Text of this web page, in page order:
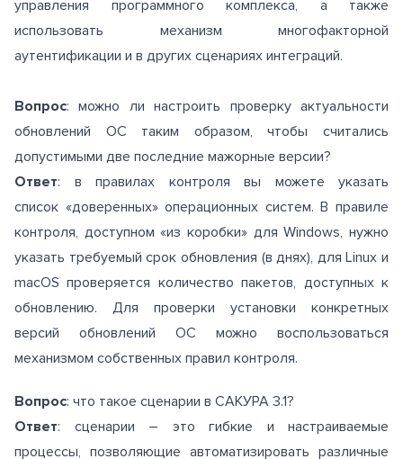
управления программного комплекса, а также
использовать механизм многофакторной
аутентификации и в других сценариях интеграций.
Вопрос: можно ли настроить проверку актуальности
обновлений ОС таким образом, чтобы считались
допустимыми две последние мажорные версии?
Ответ: в правилах контроля вы можете указать
список «доверенных» операционных систем. В правиле
контроля, доступном «из коробки» для Windows, нужно
указать требуемый срок обновления (в днях), для Linux и
macOS проверяется количество пакетов, доступных к
обновлению. Для проверки установки конкретных
версий обновлений ОС можно воспользоваться
механизмом собственных правил контроля.
Вопрос: что такое сценарии в САКУРА 3.1?
Ответ: сценарии – это гибкие и настраиваемые
процессы, позволяющие автоматизировать различные